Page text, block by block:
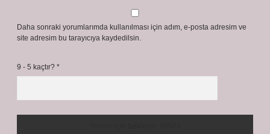
Daha sonraki yorumlarımda kullanılması için adım, e-posta adresim ve
site adresim bu tarayıcıya kaydedilsin.
9 - 5 kaçtır? *